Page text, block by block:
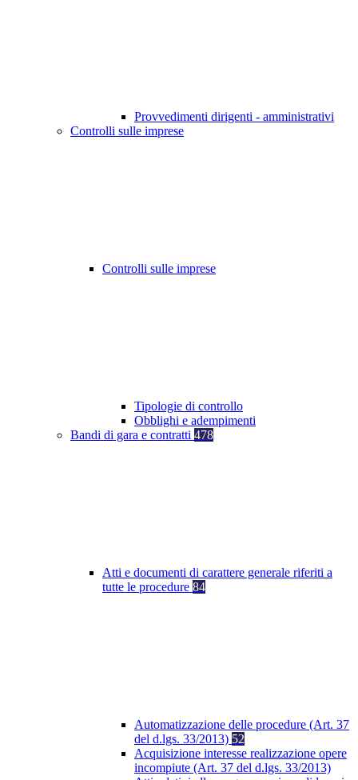
Provvedimenti dirigenti - amministrativi
Controlli sulle imprese
Controlli sulle imprese
Tipologie di controllo
Obblighi e adempimenti
Bandi di gara e contratti 478
Atti e documenti di carattere generale riferiti a
tutte le procedure 84
Automatizzazione delle procedure (Art. 37
del d.lgs. 33/2013) 52
Acquisizione interesse realizzazione opere
incompiute (Art. 37 del d.lgs. 33/2013)